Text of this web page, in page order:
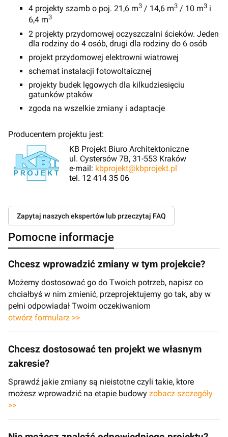
4 projekty szamb o poj. 21,6 m3 / 14,6 m3 / 10 m3 i
6,4 m3
2 projekty przydomowej oczyszczalni ścieków. Jeden
dla rodziny do 4 osób, drugi dla rodziny do 6 osób
projekt przydomowej elektrowni wiatrowej
schemat instalacji fotowoltaicznej
projekty budek lęgowych dla kilkudziesięciu
gatunków ptaków
zgoda na wszelkie zmiany i adaptacje
Producentem projektu jest:
KB Projekt Biuro Architektoniczne
ul. Cystersów 7B, 31-553 Kraków
e-mail: kbprojekt@kbprojekt.pl
tel. 12 414 35 06
Zapytaj naszych ekspertów lub przeczytaj FAQ
Pomocne informacje
Chcesz wprowadzić zmiany w tym projekcie?
Możemy dostosować go do Twoich potrzeb, napisz co
chciałbyś w nim zmienić, przeprojektujemy go tak, aby w
pełni odpowiadał Twoim oczekiwaniom
otwórz formularz >>
Chcesz dostosować ten projekt we własnym
zakresie?
Sprawdź jakie zmiany są nieistotne czyli takie, ktore
możesz wprowadzić na etapie budowy zobacz szczegóły
>>